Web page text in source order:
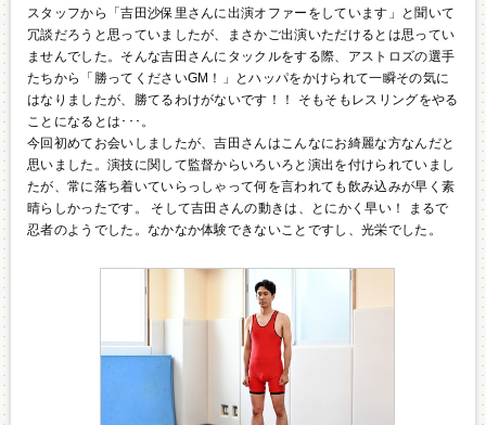
スタッフから「吉田沙保里さんに出演オファーをしています」と聞いて
冗談だろうと思っていましたが、まさかご出演いただけるとは思ってい
ませんでした。そんな吉田さんにタックルをする際、アストロズの選手
たちから「勝ってくださいGM！」とハッパをかけられて一瞬その気に
はなりましたが、勝てるわけがないです！！ そもそもレスリングをやる
ことになるとは･･･。
今回初めてお会いしましたが、吉田さんはこんなにお綺麗な方なんだと
思いました。演技に関して監督からいろいろと演出を付けられていまし
たが、常に落ち着いていらっしゃって何を言われても飲み込みが早く素
晴らしかったです。 そして吉田さんの動きは、とにかく早い！ まるで
忍者のようでした。なかなか体験できないことですし、光栄でした。